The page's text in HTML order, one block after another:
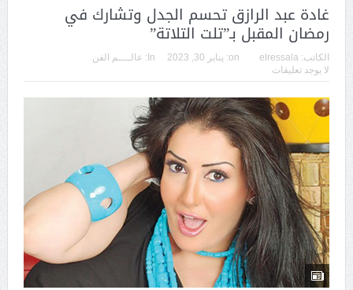
غادة عبد الرازق تحسم الجدل وتشارك في
رمضان المقبل بـ”تلت التلاتة”
الكاتب: elressala
on: يناير 30, 2023 In:
عالــــم الفن
لا يوجد تعليقات